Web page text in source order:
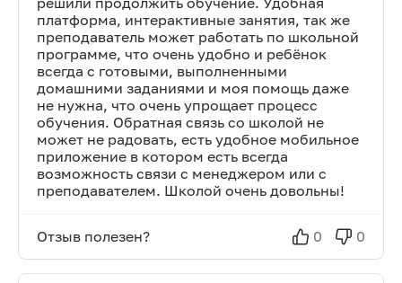
платформа, интерактивные занятия, так же
преподаватель может работать по школьной
программе, что очень удобно и ребёнок
всегда с готовыми, выполненными
домашними заданиями и моя помощь даже
не нужна, что очень упрощает процесс
обучения. Обратная связь со школой не
может не радовать, есть удобное мобильное
приложение в котором есть всегда
возможность связи с менеджером или с
преподавателем. Школой очень довольны!
Отзыв полезен? 0 0